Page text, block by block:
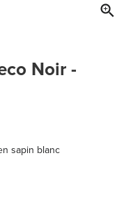
Noir -
sapin blanc